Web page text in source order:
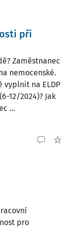
při
Zaměstnanec
nemocenské.
vyplnit na ELDP
12/2024)? Jak
...
pro